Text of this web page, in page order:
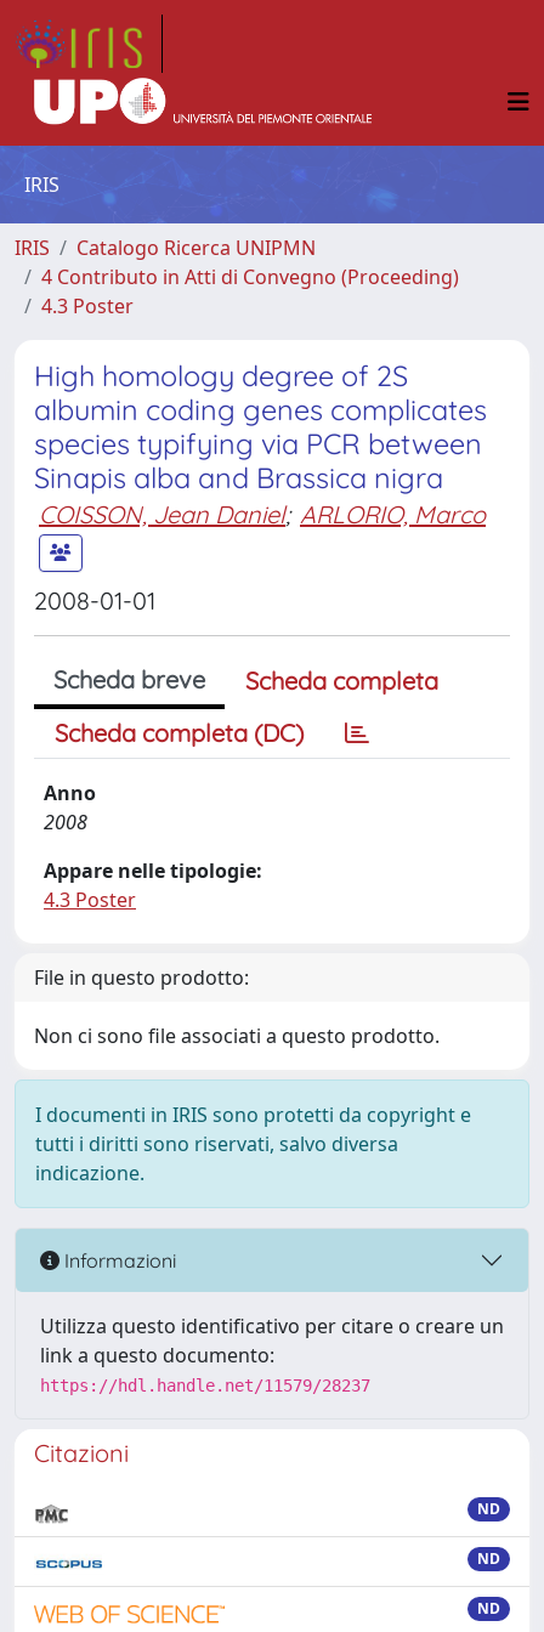
IRIS
IRIS
Catalogo Ricerca UNIPMN
4 Contributo in Atti di Convegno (Proceeding)
4.3 Poster
High homology degree of 2S
albumin coding genes complicates
species typifying via PCR between
Sinapis alba and Brassica nigra
COISSON, Jean Daniel; ARLORIO, Marco
2008-01-01
Scheda breve
Scheda completa
Scheda completa (DC)
Anno
2008
Appare nelle tipologie:
4.3 Poster
File in questo prodotto:
Non ci sono file associati a questo prodotto.
I documenti in IRIS sono protetti da copyright e
tutti i diritti sono riservati, salvo diversa
indicazione.
Informazioni
Utilizza questo identificativo per citare o creare un
link a questo documento:
https://hdl.handle.net/11579/28237
Citazioni
ND
ND
ND